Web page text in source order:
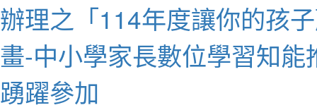
辦理之「114年度讓你的孩
畫-中小學家長數位學習知
踴躍參加